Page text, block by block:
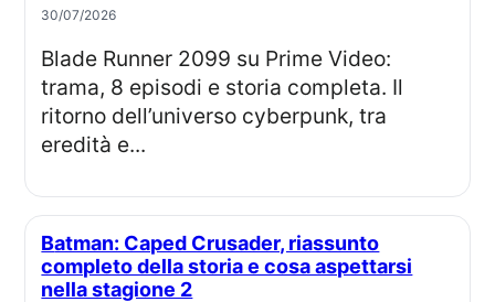
30/07/2026
Blade Runner 2099 su Prime Video:
trama, 8 episodi e storia completa. Il
ritorno dell’universo cyberpunk, tra
eredità e...
Batman: Caped Crusader, riassunto
completo della storia e cosa aspettarsi
nella stagione 2